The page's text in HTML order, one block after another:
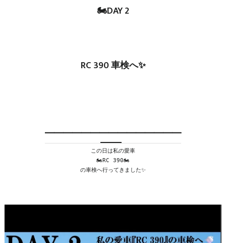
🏍DAY 2
RC 390 車検へ✨
━━━━━━━━━━━━━━━
この日は私の愛車
🏍RC 390🏍
の車検へ行ってきました✨